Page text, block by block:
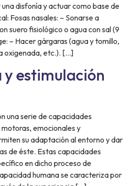
disfonía y actuar como base de
Fosas nasales: – Sonarse a
suero fisiológico o agua con sal (9
– Hacer gárgaras (agua y tomillo,
oxigenada, etc.). […]
y estimulación
una serie de capacidades
emocionales y
su adaptación al entorno y dar
de éste. Estas capacidades
en dicho proceso de
humana se caracteriza por